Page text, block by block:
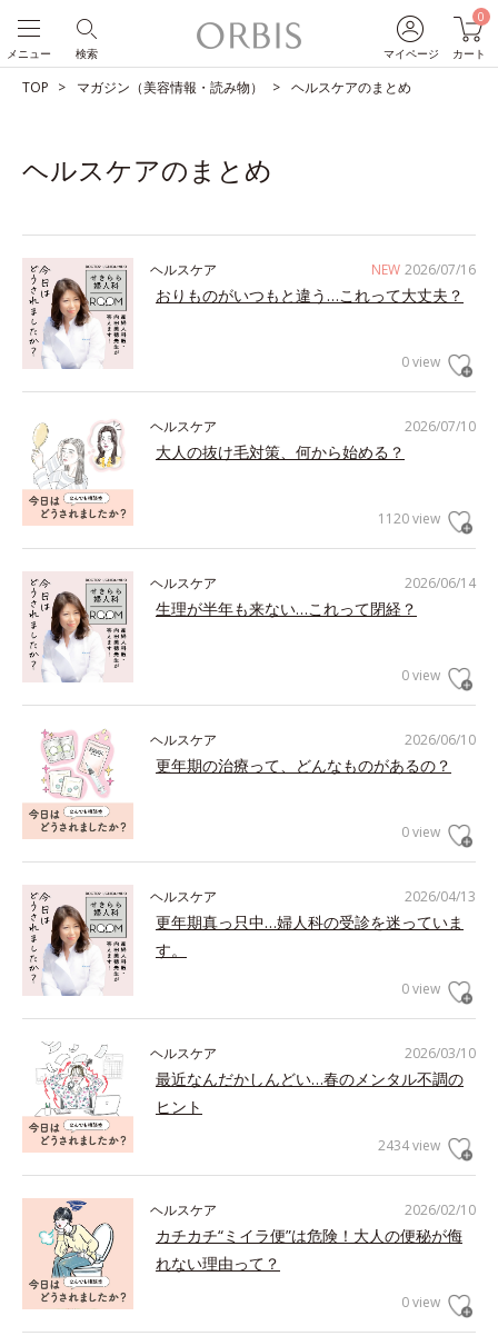
マイページ
0
カート
検索
メニュー
TOP マガジン（美容情報・読み物） ヘルスケアのまとめ
ヘルスケアのまとめ
NEW 2026/07/16
ヘルスケア
おりものがいつもと違う…これって大丈夫？
0 view
2026/07/10
ヘルスケア
大人の抜け毛対策、何から始める？
1120 view
2026/06/14
ヘルスケア
生理が半年も来ない…これって閉経？
0 view
2026/06/10
ヘルスケア
更年期の治療って、どんなものがあるの？
0 view
2026/04/13
ヘルスケア
更年期真っ只中…婦人科の受診を迷っていま
す。
0 view
2026/03/10
ヘルスケア
最近なんだかしんどい…春のメンタル不調の
ヒント
2434 view
2026/02/10
ヘルスケア
カチカチ“ミイラ便”は危険！大人の便秘が侮
れない理由って？
0 view